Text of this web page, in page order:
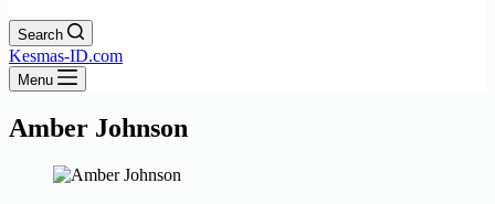
Search
Kesmas-ID.com
Menu
Amber Johnson